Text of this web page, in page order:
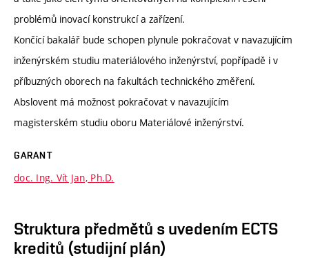
problémů inovací konstrukcí a zařízení.
Končící bakalář bude schopen plynule pokračovat v navazujícím
inženýrském studiu materiálového inženýrství, popřípadě i v
příbuzných oborech na fakultách technického změření.
Abslovent má možnost pokračovat v navazujícím
magisterském studiu oboru Materiálové inženýrství.
GARANT
doc. Ing. Vít Jan, Ph.D.
Struktura předmětů s uvedením ECTS
kreditů (studijní plán)